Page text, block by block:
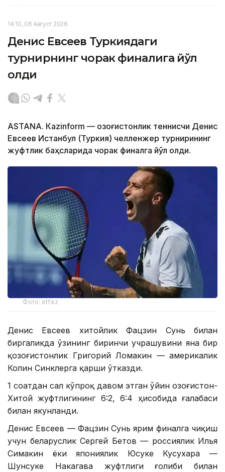
14:10, 06 Август 2026
Денис Евсеев Туркиядаги
турнирнинг чорак финалига йўл
олди
ASTANА. Кazinform — Қозоғистонлик теннисчи Денис
Евсеев Истанбул (Туркия) челленжер турнирининг
жуфтлик баҳсларида чорак финалга йўл олди.
Фото: ktf.kz
Денис Евсеев хитойлик Фацзин Сунь билан
биргаликда ўзининг биринчи учрашувини яна бир
қозоғистонлик Григорий Ломакин — америкалик
Колин Синклерга қарши ўтказди.
1 соатдан сал кўпроқ давом этган ўйин Қозоғистон-
Хитой жуфтлигининг 6:2, 6:4 ҳисобида ғалабаси
билан якунланди.
Денис Евсеев — Фацзин Сунь ярим финалга чиқиш
учун беларуслик Сергей Бетов — россиялик Илья
Симакин ёки япониялик Юсуке Кусухара —
Шунсуке Накагава жуфтлиги ғолиби билан